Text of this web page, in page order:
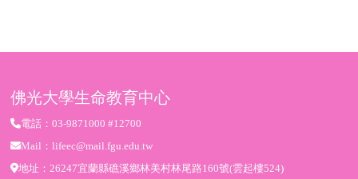
佛光大學生命教育中心
電話：03-9871000 #12700
Mail：lifeec@mail.fgu.edu.tw
地址：26247宜蘭縣礁溪鄉林美村林尾路160號(雲起樓524)